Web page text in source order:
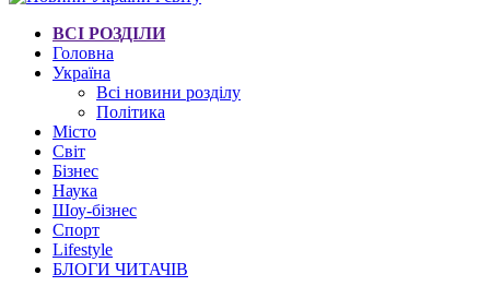
ВСІ РОЗДІЛИ
Головна
Україна
Всі новини розділу
Політика
Місто
Світ
Бізнес
Наука
Шоу-бізнес
Спорт
Lifestyle
БЛОГИ ЧИТАЧІВ